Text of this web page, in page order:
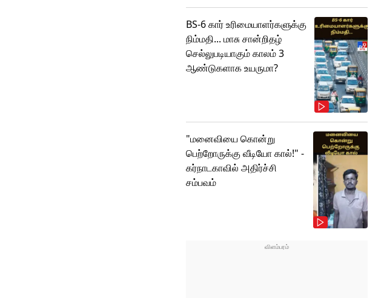
BS-6 கார் உரிமையாளர்களுக்கு
நிம்மதி... மாசு சான்றிதழ்
செல்லுபடியாகும் காலம் 3
ஆண்டுகளாக உயருமா?
"மனைவியை கொன்று
பெற்றோருக்கு வீடியோ கால்!" -
கர்நாடகாவில் அதிர்ச்சி
சம்பவம்